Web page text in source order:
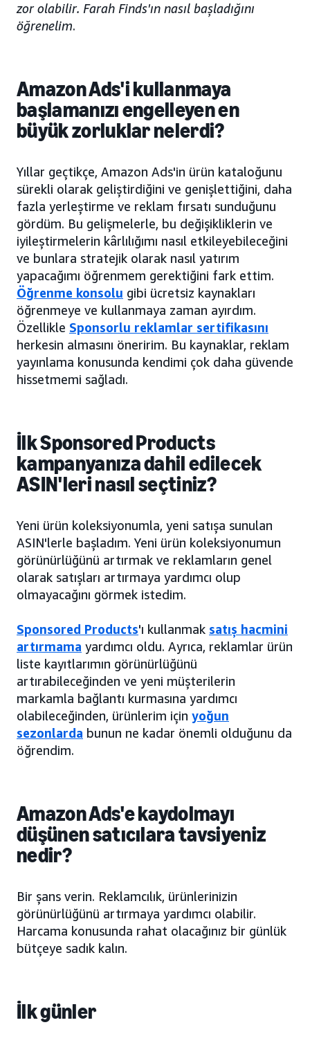
zor olabilir. Farah Finds'ın nasıl başladığını
öğrenelim.
Amazon Ads'i kullanmaya
başlamanızı engelleyen en
büyük zorluklar nelerdi?
Yıllar geçtikçe, Amazon Ads'in ürün kataloğunu
sürekli olarak geliştirdiğini ve genişlettiğini, daha
fazla yerleştirme ve reklam fırsatı sunduğunu
gördüm. Bu gelişmelerle, bu değişikliklerin ve
iyileştirmelerin kârlılığımı nasıl etkileyebileceğini
ve bunlara stratejik olarak nasıl yatırım
yapacağımı öğrenmem gerektiğini fark ettim.
Öğrenme konsolu gibi ücretsiz kaynakları
öğrenmeye ve kullanmaya zaman ayırdım.
Özellikle Sponsorlu reklamlar sertifikasını
herkesin almasını öneririm. Bu kaynaklar, reklam
yayınlama konusunda kendimi çok daha güvende
hissetmemi sağladı.
İlk Sponsored Products
kampanyanıza dahil edilecek
ASIN'leri nasıl seçtiniz?
Yeni ürün koleksiyonumla, yeni satışa sunulan
ASIN'lerle başladım. Yeni ürün koleksiyonumun
görünürlüğünü artırmak ve reklamların genel
olarak satışları artırmaya yardımcı olup
olmayacağını görmek istedim.
Sponsored Products'ı kullanmak satış hacmini
artırmama yardımcı oldu. Ayrıca, reklamlar ürün
liste kayıtlarımın görünürlüğünü
artırabileceğinden ve yeni müşterilerin
markamla bağlantı kurmasına yardımcı
olabileceğinden, ürünlerim için yoğun
sezonlarda bunun ne kadar önemli olduğunu da
öğrendim.
Amazon Ads'e kaydolmayı
düşünen satıcılara tavsiyeniz
nedir?
Bir şans verin. Reklamcılık, ürünlerinizin
görünürlüğünü artırmaya yardımcı olabilir.
Harcama konusunda rahat olacağınız bir günlük
bütçeye sadık kalın.
İlk günler